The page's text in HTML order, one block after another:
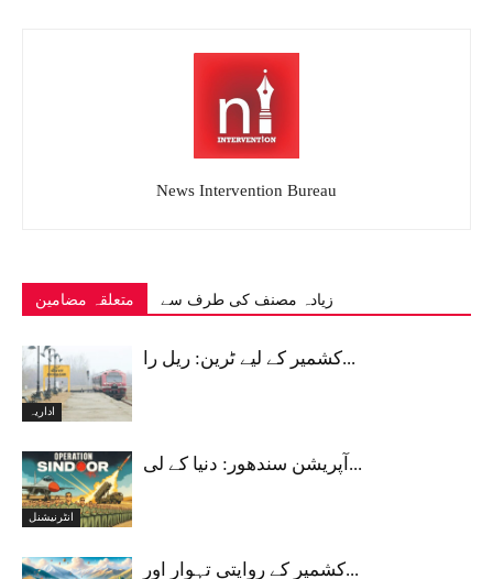
News Intervention Bureau
متعلقہ مضامین زیادہ مصنف کی طرف سے
اداریہ
کشمیر کے لیے ٹرین: ریل را...
انٹرنیشنل
آپریشن سندھور: دنیا کے لی...
کشمیر کے روایتی تہوار اور...